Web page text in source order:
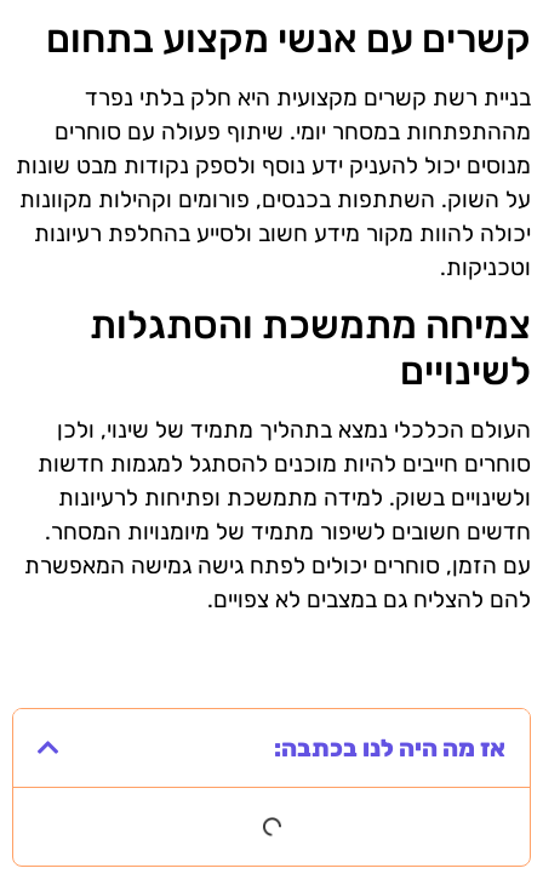
קשרים עם אנשי מקצוע בתחום
בניית רשת קשרים מקצועית היא חלק בלתי נפרד
מההתפתחות במסחר יומי. שיתוף פעולה עם סוחרים
מנוסים יכול להעניק ידע נוסף ולספק נקודות מבט שונות
על השוק. השתתפות בכנסים, פורומים וקהילות מקוונות
יכולה להוות מקור מידע חשוב ולסייע בהחלפת רעיונות
וטכניקות.
צמיחה מתמשכת והסתגלות
לשינויים
העולם הכלכלי נמצא בתהליך מתמיד של שינוי, ולכן
סוחרים חייבים להיות מוכנים להסתגל למגמות חדשות
ולשינויים בשוק. למידה מתמשכת ופתיחות לרעיונות
חדשים חשובים לשיפור מתמיד של מיומנויות המסחר.
עם הזמן, סוחרים יכולים לפתח גישה גמישה המאפשרת
להם להצליח גם במצבים לא צפויים.
אז מה היה לנו בכתבה: